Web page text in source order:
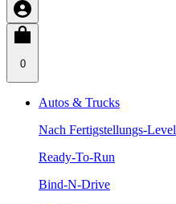
0
Autos & Trucks
Nach Fertigstellungs-Level
Ready-To-Run
Bind-N-Drive